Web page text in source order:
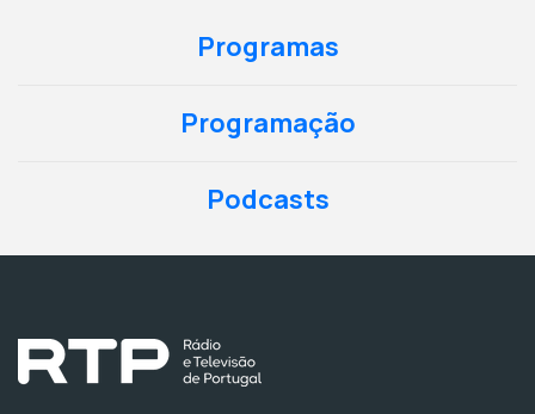
Programas
Programação
Podcasts